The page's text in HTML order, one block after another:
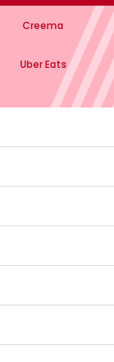
Creema
Uber Eats